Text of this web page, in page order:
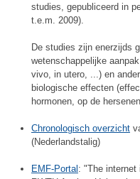
studies, gepubliceerd in
t.e.m. 2009).
De studies zijn enerzijds
wetenschappelijke
vivo, in utero, ...) en
biologische effecten
hormonen, op de
Chronologisch overzicht
(Nederlandstalig)
EMF-Portal : "The internet